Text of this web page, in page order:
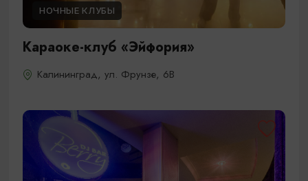
НОЧНЫЕ КЛУБЫ
Караоке-клуб «Эйфория»
Калининград, ул. Фрунзе, 6В